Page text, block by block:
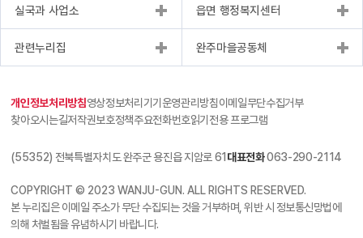
실국과 사업소 읍면 행정복지센터
관련누리집 완주마을공동체
개인정보처리방침영상정보처리기기운영관리방침이메일무단수집거부
찾아오시는길저작권보호정책주요전화번호읽기전용 프로그램
(55352) 전북특별자치도 완주군 용진읍 지암로 61 대표전화063-290-2114
COPYRIGHT © 2023 WANJU-GUN. ALL RIGHTS RESERVED.
본 누리집은 이메일 주소가 무단 수집되는 것을 거부하며, 위반 시 정보통신망법에
의해 처벌됨을 유념하시기 바랍니다.